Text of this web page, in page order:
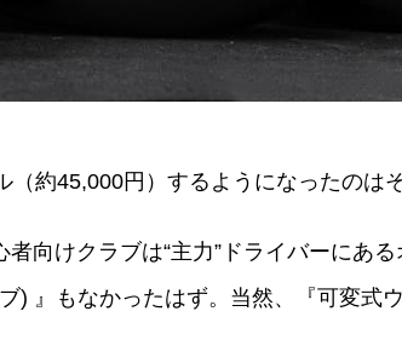
約45,000円）するようになったのは
向けクラブは“主力”ドライバーにあ
) 』もなかったはず。当然、『可変式